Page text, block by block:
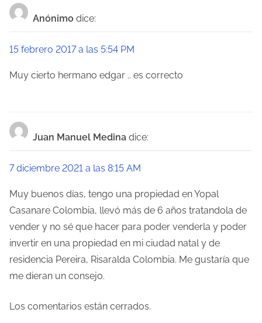
Anónimo dice:
15 febrero 2017 a las 5:54 PM
Muy cierto hermano edgar .. es correcto
Juan Manuel Medina dice:
7 diciembre 2021 a las 8:15 AM
Muy buenos días, tengo una propiedad en Yopal
Casanare Colombia, llevó más de 6 años tratandola de
vender y no sé que hacer para poder venderla y poder
invertir en una propiedad en mi ciudad natal y de
residencia Pereira, Risaralda Colombia. Me gustaría que
me dieran un consejo.
Los comentarios están cerrados.